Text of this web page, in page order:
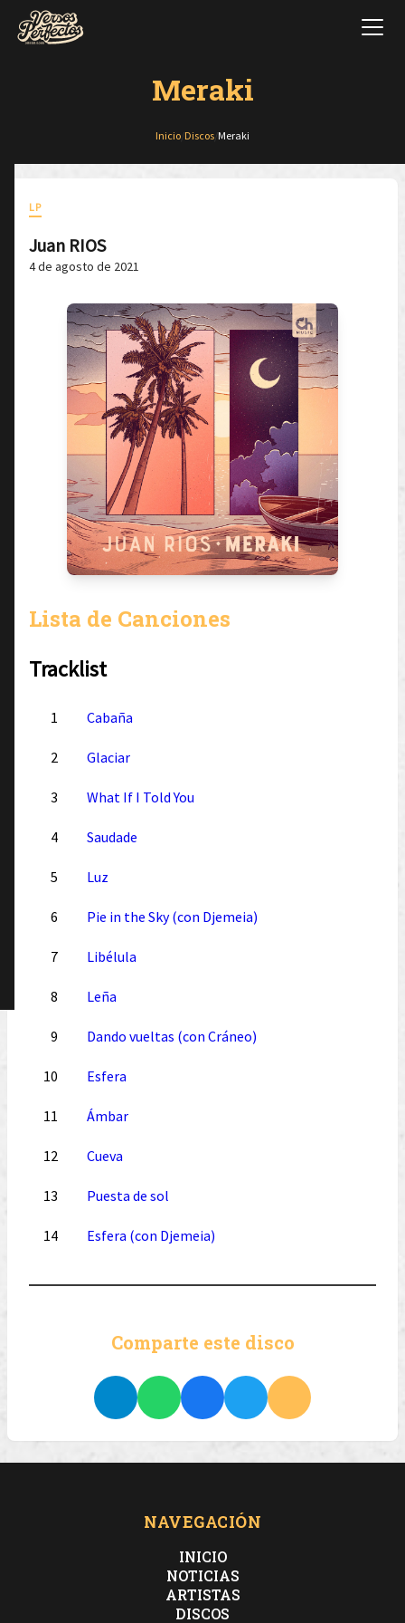
Meraki
Inicio Discos Meraki
LP
Juan RIOS
4 de agosto de 2021
Lista de Canciones
Tracklist
1 Cabaña
2 Glaciar
3 What If I Told You
4 Saudade
5 Luz
6 Pie in the Sky (con Djemeia)
7 Libélula
8 Leña
9 Dando vueltas (con Cráneo)
10 Esfera
11 Ámbar
12 Cueva
13 Puesta de sol
14 Esfera (con Djemeia)
Comparte este disco
NAVEGACIÓN
INICIO
NOTICIAS
ARTISTAS
DISCOS